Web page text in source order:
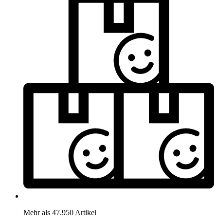
Mehr als 47.950 Artikel